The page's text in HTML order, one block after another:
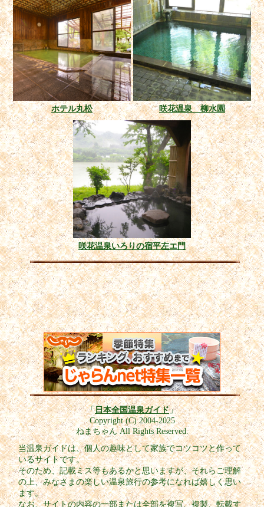
ホテル丸松 咲花温泉 柳水園
咲花温泉いろりの宿平左エ門
「日本全国温泉ガイド」
Copyright (C) 2004-2025
ねまちゃん All Rights Reserved.
当温泉ガイドは、個人の趣味として家族でコツコツと作って
いるサイトです。
そのため、記載ミス等もあるかと思いますが、それらご理解
の上、みなさまの楽しい温泉旅行の参考になれば嬉しく思い
ます。
なお、サイトの内容の一部または全部を複写、複製、転載す